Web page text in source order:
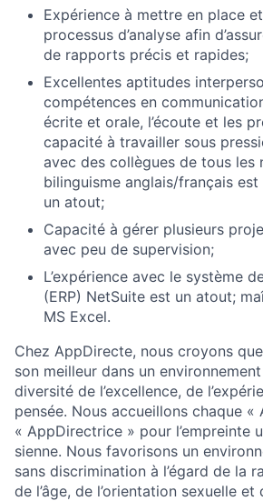
Expérience à mettre en place
processus d’analyse afin
de rapports précis et rapides;
Excellentes aptitudes
compétences en
écrite et orale, l’écoute et les
capacité à travailler sous
avec des collègues de tous les
bilinguisme anglais/français
un atout;
Capacité à gérer plusieurs
avec peu de supervision;
L’expérience avec le système
(ERP) NetSuite est un atout;
MS Excel.
Chez AppDirecte, nous croyons
son meilleur dans un
diversité de l’excellence, de
pensée. Nous accueillons chaque
« AppDirectrice » pour l’empreinte
sienne. Nous favorisons un
sans discrimination à l’égard de la
de l’âge, de l’orientation sexuelle et